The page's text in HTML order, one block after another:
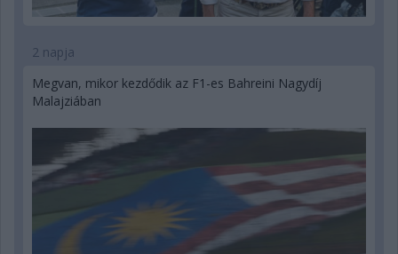
2 napja
Megvan, mikor kezdődik az F1-es Bahreini Nagydíj
Malajziában